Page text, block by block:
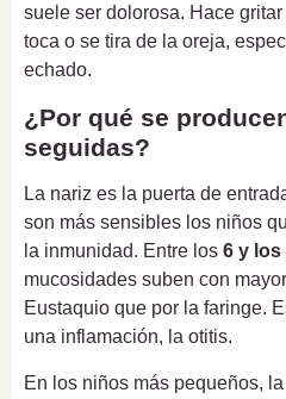
suele ser dolorosa. Hace
toca o se tira de la oreja,
echado.
¿Por qué se
seguidas?
La nariz es la puerta de
son más sensibles los niños
la inmunidad. Entre los 6 y los
mucosidades suben con
Eustaquio que por la faringe.
una inflamación, la otitis.
En los niños más pequeños,